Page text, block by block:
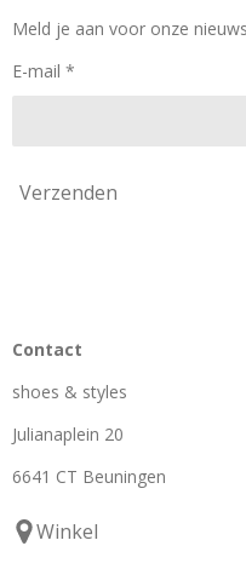
k
a
Meld je aan voor onze
E-mail *
Verzenden
Contact
shoes & styles
Julianaplein 20
6641 CT Beuningen
Winkel